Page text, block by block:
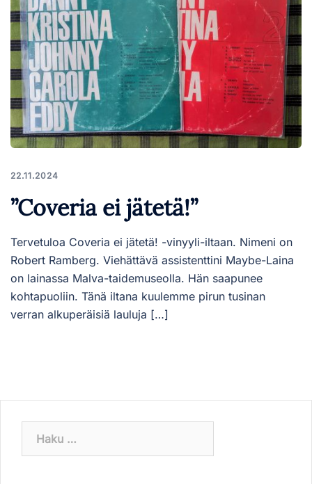
22.11.2024
”Coveria ei jätetä!”
Tervetuloa Coveria ei jätetä! -vinyyli-iltaan. Nimeni on
Robert Ramberg. Viehättävä assistenttini Maybe-Laina
on lainassa Malva-taidemuseolla. Hän saapunee
kohtapuoliin. Tänä iltana kuulemme pirun tusinan
verran alkuperäisiä lauluja […]